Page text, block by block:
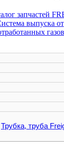
запчастей
выпуска
Гофра, хомут
Трубка, труба